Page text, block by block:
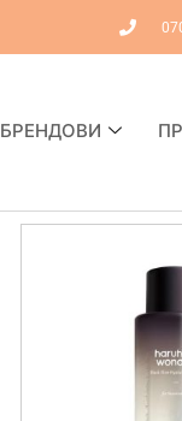
БРЕНДОВИ